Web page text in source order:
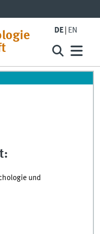
DE EN
und